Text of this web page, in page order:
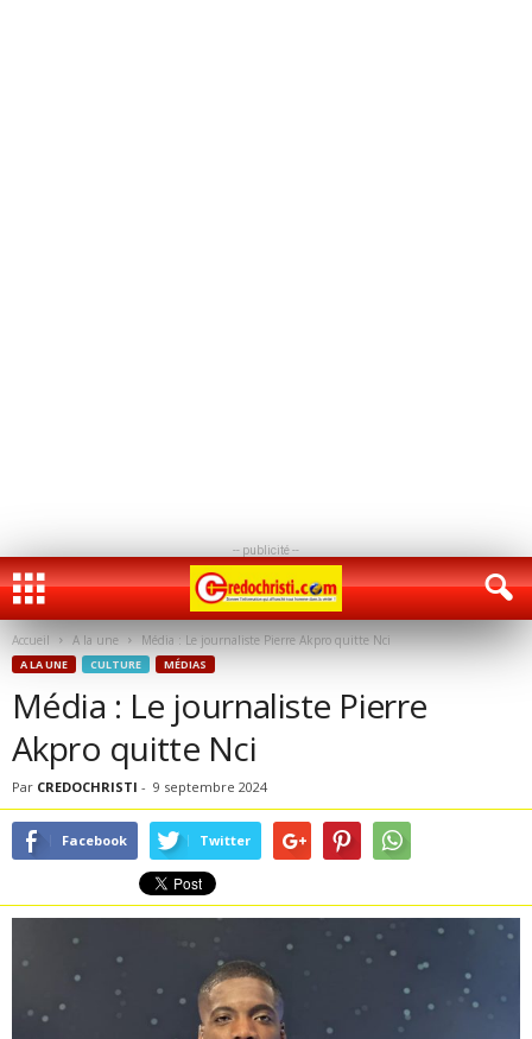
-- publicité --
Accueil A la une Média : Le journaliste Pierre Akpro quitte Nci
A LA UNE CULTURE MÉDIAS
Média : Le journaliste Pierre
Akpro quitte Nci
Par CREDOCHRISTI - 9 septembre 2024
Facebook Twitter